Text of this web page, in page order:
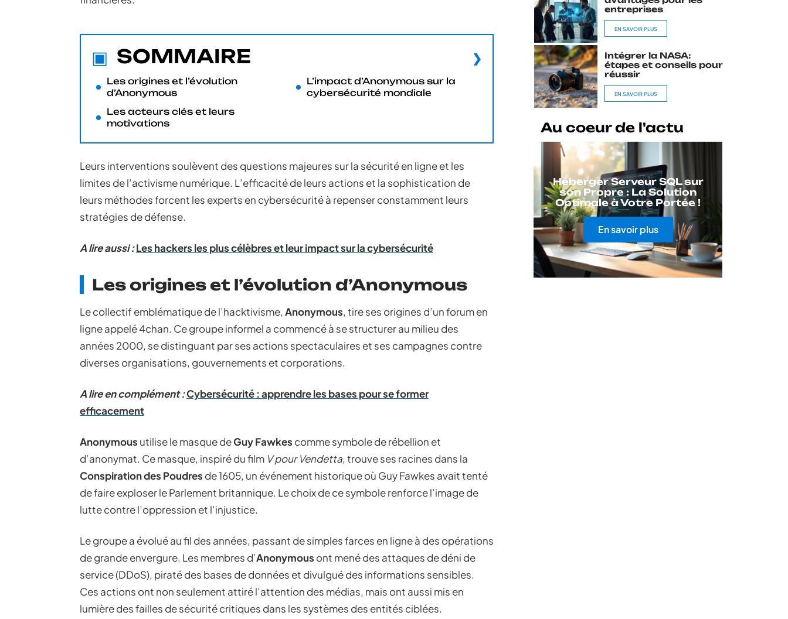
SOMMAIRE
Les origines et l’évolution
d’Anonymous
Les acteurs clés et leurs
motivations
L’impact d’Anonymous sur la
cybersécurité mondiale
Leurs interventions soulèvent des questions majeures sur la sécurité en ligne et les
limites de l’activisme numérique. L’efficacité de leurs actions et la sophistication de
leurs méthodes forcent les experts en cybersécurité à repenser constamment leurs
stratégies de défense.
A lire aussi :Les hackers les plus célèbres et leur impact sur la cybersécurité
Les origines et l’évolution d’Anonymous
Le collectif emblématique de l’hacktivisme, Anonymous, tire ses origines d’un forum en
ligne appelé 4chan. Ce groupe informel a commencé à se structurer au milieu des
années 2000, se distinguant par ses actions spectaculaires et ses campagnes contre
diverses organisations, gouvernements et corporations.
A lire en complément :Cybersécurité : apprendre les bases pour se former
efficacement
Anonymous utilise le masque deGuy Fawkes comme symbole de rébellion et
d’anonymat. Ce masque, inspiré du film V pour Vendetta, trouve ses racines dans la
Conspiration des Poudres de 1605, un événement historique où Guy Fawkes avait tenté
de faire exploser le Parlement britannique. Le choix de ce symbole renforce l’image de
lutte contre l’oppression et l’injustice.
Le groupe a évolué au fil des années, passant de simples farces en ligne à des opérations
de grande envergure. Les membres d’Anonymous ont mené des attaques de déni de
service (DDoS), piraté des bases de données et divulgué des informations sensibles.
Ces actions ont non seulement attiré l’attention des médias, mais ont aussi mis en
lumière des failles de sécurité critiques dans les systèmes des entités ciblées.
entreprises
EN SAVOIR PLUS
Intégrer la NASA:
étapes et conseils pour
réussir
EN SAVOIR PLUS
Au coeur de l'actu
Héberger Serveur SQL sur
son Propre : La Solution
Optimale à Votre Portée !
En savoir plus